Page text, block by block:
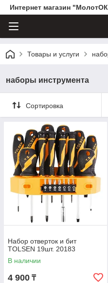
Интернет магазин
Товары и услуги
наборы инструмента
Сортировка
Набор отверток и бит
TOLSEN 19шт. 20183
В наличии
4 900 ₸